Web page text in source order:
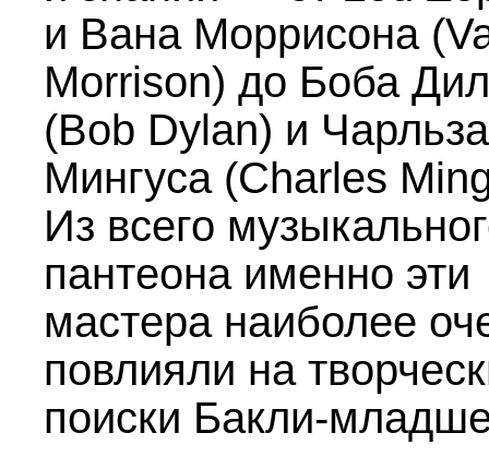
и Вана Моррисона
Morrison) до Боба
(Bob Dylan) и Чарльза
Мингуса (Charles
Из всего
пантеона именно эти
мастера наиболее
повлияли на
поиски Бакли-